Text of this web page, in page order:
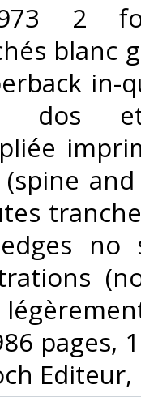
2
blanc
in-
dos
no
pages,
Editeur,‎